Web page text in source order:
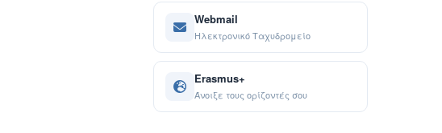
Webmail
Ηλεκτρονικό Ταχυδρομείο
Erasmus+
Άνοιξε τους ορίζοντές σου